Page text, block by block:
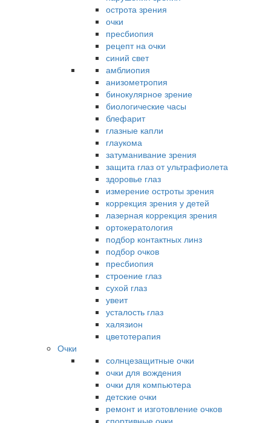
острота зрения
очки
пресбиопия
рецепт на очки
синий свет
амблиопия
анизометропия
бинокулярное зрение
биологические часы
блефарит
глазные капли
глаукома
затуманивание зрения
защита глаз от ультрафиолета
здоровье глаз
измерение остроты зрения
коррекция зрения у детей
лазерная коррекция зрения
ортокератология
подбор контактных линз
подбор очков
пресбиопия
строение глаз
сухой глаз
увеит
усталость глаз
халязион
цветотерапия
Очки
солнцезащитные очки
очки для вождения
очки для компьютера
детские очки
ремонт и изготовление очков